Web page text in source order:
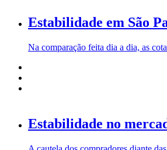
Estabilidade em São
Na comparação feita dia a dia, as
Estabilidade no